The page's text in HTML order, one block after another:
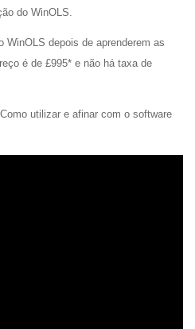
do WinOLS.
WinOLS depois de aprenderem as
é de £995* e não há taxa de
utilizar e afinar com o software